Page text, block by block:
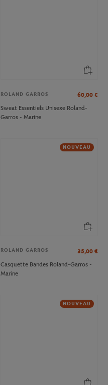
ROLAND GARROS 60,00 €
Sweat Essentiels Unisexe Roland-
Garros - Marine
NOUVEAU
ROLAND GARROS 35,00 €
Casquette Bandes Roland-Garros -
Marine
NOUVEAU